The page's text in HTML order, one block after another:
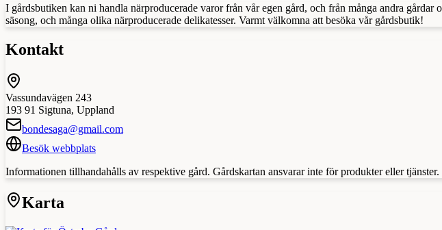
I gårdsbutiken kan ni handla närproducerade varor från vår egen gård, och från många andra
säsong, och många olika närproducerade delikatesser. Varmt välkomna att besöka vår gårdsbutik!
Kontakt
Vassundavägen 243
193 91 Sigtuna, Uppland
bondesaga@gmail.com
Besök webbplats
Informationen tillhandahålls av respektive gård. Gårdskartan ansvarar inte för produkter eller tjänster.
Karta